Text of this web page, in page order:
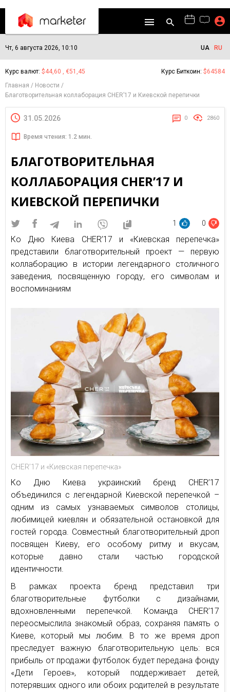
Чт, 6 августа 2026, 10:10 UA RU
Курс валют: $44,60 , €51,45 Курс Биткоин: $64584
Главная
Новости
Благотворительная коллаборация CHER’17 и Киевской перепички
31.05.2026 0 2860
Время чтения: 1.2 мин.
БЛАГОТВОРИТЕЛЬНАЯ
КОЛЛАБОРАЦИЯ CHER’17 И
КИЕВСКОЙ ПЕРЕПИЧКИ
1 0
Ко Дню Киева CHER’17 и «Киевская перепечка»
представили благотворительный проект — первую
коллаборацию в истории легендарного столичного
заведения, посвященную городу, его символам и
воспоминаниям
CHER’17 и «Киевская перепечка»
Ко Дню Киева украинский бренд CHER’17
объединился с легендарной Киевской перепечкой –
одним из самых узнаваемых символов столицы,
любимицей киевлян и обязательной остановкой для
гостей города. Совместный благотворительный дроп
посвящен Киеву, его особому ритму и вкусам,
которые давно стали частью городской
идентичности.
В рамках проекта бренд представил три
благотворительные футболки с дизайнами,
вдохновленными перепечкой. Команда CHER’17
переосмыслила знакомый образ, сохраняя память о
Киеве, который мы любим. В то же время дроп
преследует важную благотворительную цель: вся
прибыль от продажи футболок будет передана фонду
«Дети Героев», который поддерживает детей,
потерявших одного или обоих родителей в результате